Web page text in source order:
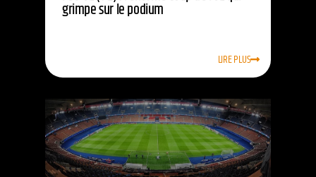
grimpe sur le podium
LIRE PLUS